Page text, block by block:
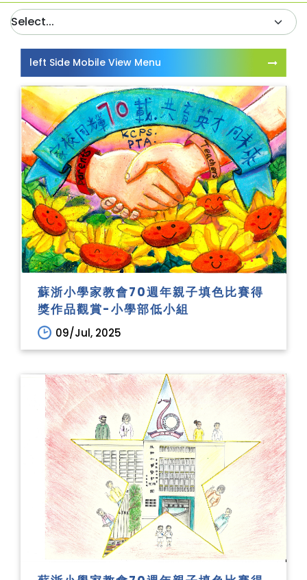
left Side Mobile View Menu
蘇浙小學家教會70週年親子填色比賽得
獎作品觀賞-小學部低小組
09/Jul, 2025